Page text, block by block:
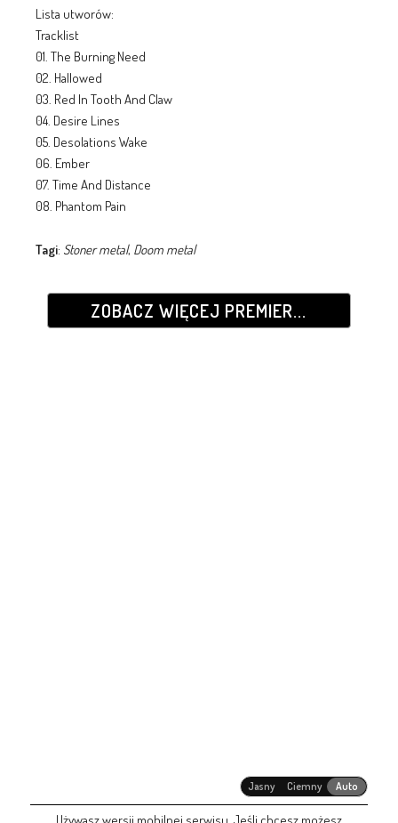
Lista utworów:
Tracklist
01. The Burning Need
02. Hallowed
03. Red In Tooth And Claw
04. Desire Lines
05. Desolations Wake
06. Ember
07. Time And Distance
08. Phantom Pain
Tagi: Stoner metal, Doom metal
ZOBACZ WIĘCEJ PREMIER...
Jasny Ciemny Auto
Używasz wersji mobilnej serwisu. Jeśli chcesz możesz